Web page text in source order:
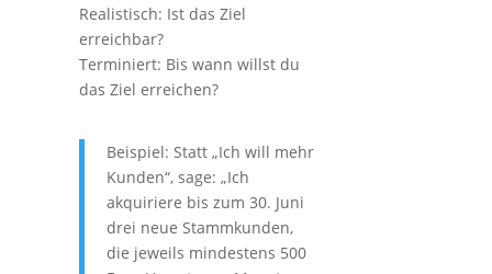
Realistisch: Ist das Ziel
erreichbar?
Terminiert: Bis wann willst du
das Ziel erreichen?
Beispiel: Statt „Ich will mehr
Kunden“, sage: „Ich
akquiriere bis zum 30. Juni
drei neue Stammkunden,
die jeweils mindestens 500